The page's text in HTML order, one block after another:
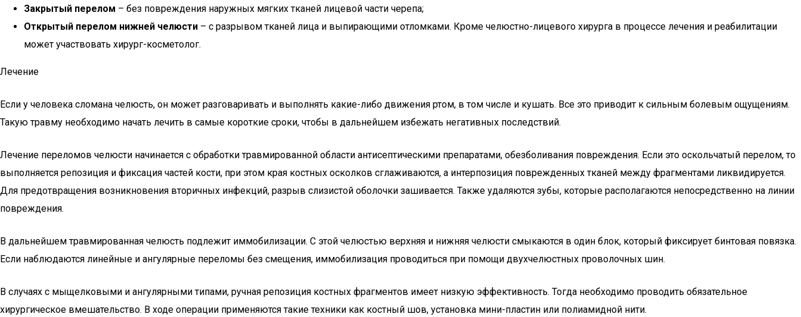
Закрытый перелом – без повреждения наружных мягких тканей лицевой части черепа;
Открытый перелом нижней челюсти – с разрывом тканей лица и выпирающими отломками. Кроме челюстно-лицевого хирурга в процессе лечения и реабилитации
может участвовать хирург-косметолог.
Лечение
Если у человека сломана челюсть, он может разговаривать и выполнять какие-либо движения ртом, в том числе и кушать. Все это приводит к сильным болевым ощущениям.
Такую травму необходимо начать лечить в самые короткие сроки, чтобы в дальнейшем избежать негативных последствий.
Лечение переломов челюсти начинается с обработки травмированной области антисептическими препаратами, обезболивания повреждения. Если это оскольчатый перелом, то
выполняется репозиция и фиксация частей кости, при этом края костных осколков сглаживаются, а интерпозиция поврежденных тканей между фрагментами ликвидируется.
Для предотвращения возникновения вторичных инфекций, разрыв слизистой оболочки зашивается. Также удаляются зубы, которые располагаются непосредственно на линии
повреждения.
В дальнейшем травмированная челюсть подлежит иммобилизации. С этой челюстью верхняя и нижняя челюсти смыкаются в один блок, который фиксирует бинтовая повязка.
Если наблюдаются линейные и ангулярные переломы без смещения, иммобилизация проводиться при помощи двухчелюстных проволочных шин.
В случаях с мыщелковыми и ангулярными типами, ручная репозиция костных фрагментов имеет низкую эффективность. Тогда необходимо проводить обязательное
хирургическое вмешательство. В ходе операции применяются такие техники как костный шов, установка мини-пластин или полиамидной нити.